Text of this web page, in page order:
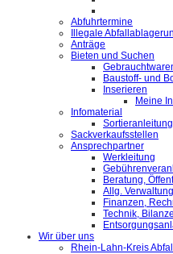
Abfuhrtermine
Illegale
Anträge
Bieten und Suchen
Baustoff- und
Inserieren
Meine
Infomaterial
Sackverkaufsstellen
Ansprechpartner
Werkleitung
Beratung,
Allg.
Finanzen,
Technik,
Wir über uns
Rhein-Lahn-Kreis